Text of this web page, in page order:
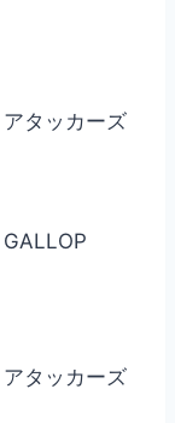
アタッカーズ
GALLOP
アタッカーズ